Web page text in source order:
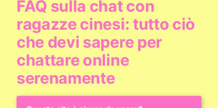
FAQ sulla chat con
ragazze cinesi: tutto ciò
che devi sapere per
chattare online
serenamente